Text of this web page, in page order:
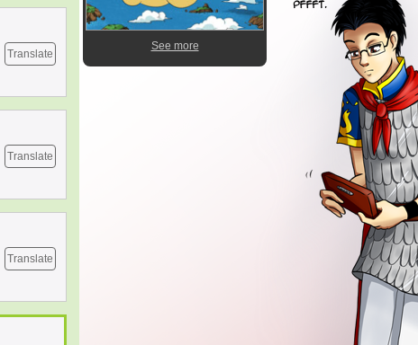
Translate
Translate
Translate
See more